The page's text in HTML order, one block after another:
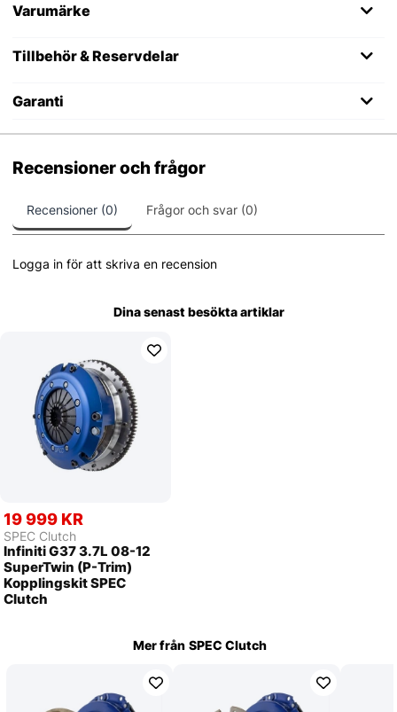
Varumärke
Tillbehör & Reservdelar
Garanti
Recensioner och frågor
Recensioner (0) Frågor och svar (0)
Logga in för att skriva en recension
Dina senast besökta artiklar
19 999 KR
SPEC Clutch
Infiniti G37 3.7L 08-12
SuperTwin (P-Trim)
Kopplingskit SPEC
Clutch
Mer från SPEC Clutch